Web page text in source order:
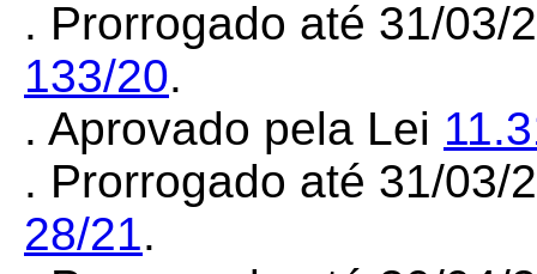
. Prorrogado até 31/03/
133/20.
. Aprovado pela Lei
. Prorrogado até 31/03/
28/21.